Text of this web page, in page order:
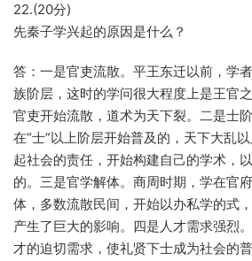
22.(20分)
先秦子学兴起的原因是什么？
答：一是官吏流散。平王东迁以前，学
族阶层，这时的学问很大程度上是王官
官吏开始流散，道术为天下裂。二是士
在“士”以上阶层开始普及的，天下大乱
起社会的责任，开始构建自己的学术，
的。三是官学解体。商周时期，学在官
体，多数流散民间，开始以办私学的式
产生了巨大的影响。四是人才需求强烈
才的迫切需求，使礼贤下士成为社会的